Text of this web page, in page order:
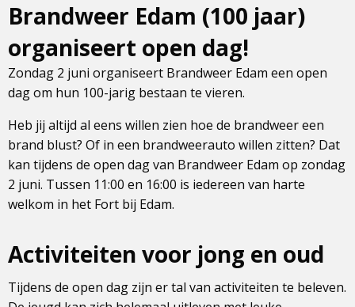
Brandweer Edam (100 jaar)
organiseert open dag!
Zondag 2 juni organiseert Brandweer Edam een open
dag om hun 100-jarig bestaan te vieren.
Heb jij altijd al eens willen zien hoe de brandweer een
brand blust? Of in een brandweerauto willen zitten? Dat
kan tijdens de open dag van Brandweer Edam op zondag
2 juni. Tussen 11:00 en 16:00 is iedereen van harte
welkom in het Fort bij Edam.
Activiteiten voor jong en oud
Tijdens de open dag zijn er tal van activiteiten te beleven.